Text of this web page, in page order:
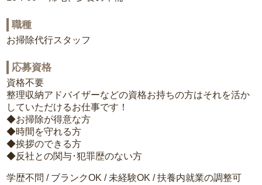
職種
お掃除代行スタッフ
応募資格
資格不要
整理収納アドバイザーなどの資格お持ちの方はそれを活か
していただけるお仕事です！
◆お掃除が得意な方
◆時間を守れる方
◆挨拶のできる方
◆反社との関与･犯罪歴のない方
学歴不問 / ブランクOK / 未経験OK / 扶養内就業の調整可